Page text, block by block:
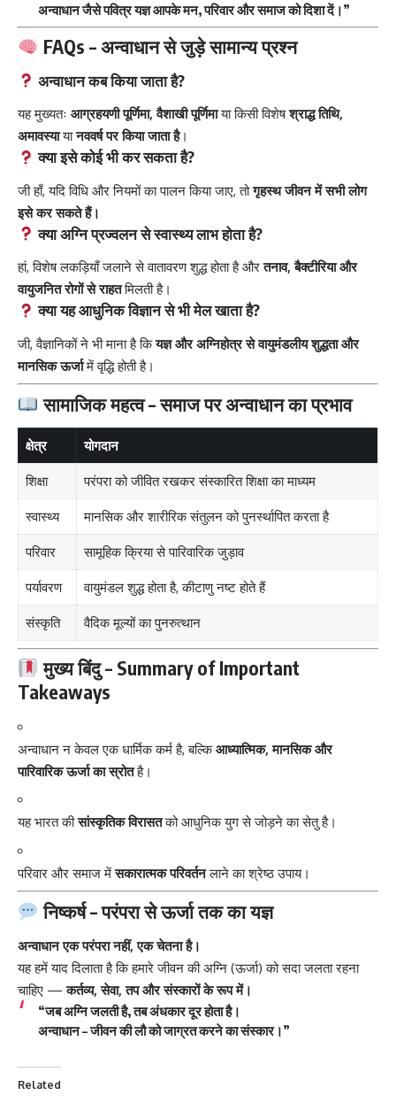
अन्वाधान जैसे पवित्र यज्ञ आपके मन, परिवार और समाज को दिशा दें।”
FAQs – अन्वाधान से जुड़े सामान्य प्रश्न
अन्वाधान कब किया जाता है?
यह मुख्यतः आग्रहयणी पूर्णिमा, वैशाखी पूर्णिमाया किसी विशेषश्राद्ध तिथि,
अमावस्यायानववर्ष पर किया जाता है।
क्या इसे कोई भी कर सकता है?
जी हाँ, यदि विधि और नियमों का पालन किया जाए, तोगृहस्थ जीवन में सभी लोग
इसे कर सकते हैं।
क्या अग्नि प्रज्वलन से स्वास्थ्य लाभ होता है?
हां, विशेष लकड़ियाँ जलाने से वातावरण शुद्ध होता है औरतनाव, बैक्टीरिया और
वायुजनित रोगों से राहतमिलती है।
क्या यह आधुनिक विज्ञान से भी मेल खाता है?
जी, वैज्ञानिकों ने भी माना है कियज्ञ और अग्निहोत्र से वायुमंडलीय शुद्धता और
मानसिक ऊर्जामें वृद्धि होती है।
सामाजिक महत्व – समाज पर अन्वाधान का प्रभाव
क्षेत्र योगदान
शिक्षा परंपरा को जीवित रखकर संस्कारित शिक्षा का माध्यम
स्वास्थ्य मानसिक और शारीरिक संतुलन को पुनर्स्थापित करता है
परिवार सामूहिक क्रिया से पारिवारिक जुड़ाव
पर्यावरण वायुमंडल शुद्ध होता है, कीटाणु नष्ट होते हैं
संस्कृति वैदिक मूल्यों का पुनरुत्थान
मुख्य बिंदु – Summary of Important
Takeaways
अन्वाधान न केवल एक धार्मिक कर्म है, बल्किआध्यात्मिक, मानसिक और
पारिवारिक ऊर्जा का स्रोतहै।
यह भारत कीसांस्कृतिक विरासतको आधुनिक युग से जोड़ने का सेतु है।
परिवार और समाज मेंसकारात्मक परिवर्तनलाने का श्रेष्ठ उपाय।
निष्कर्ष – परंपरा से ऊर्जा तक का यज्ञ
अन्वाधान एक परंपरा नहीं, एक चेतना है।
यह हमें याद दिलाता है कि हमारे जीवन की अग्नि (ऊर्जा) को सदा जलता रहना
चाहिए —कर्तव्य, सेवा, तप और संस्कारों के रूप में।
“जब अग्नि जलती है, तब अंधकार दूर होता है।
अन्वाधान – जीवन की लौ को जाग्रत करने का संस्कार।”
Related